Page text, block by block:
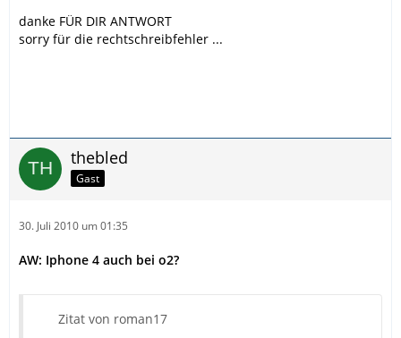
danke FÜR DIR ANTWORT
sorry für die rechtschreibfehler ...
thebled
Gast
30. Juli 2010 um 01:35
AW: Iphone 4 auch bei o2?
Zitat von roman17